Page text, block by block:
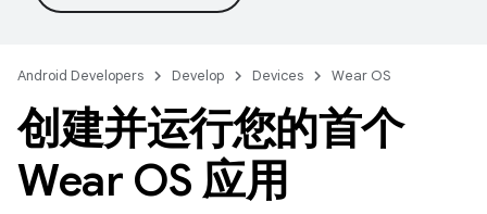
Android Developers Develop Devices Wear OS
创建并运行您的首个
Wear OS 应用